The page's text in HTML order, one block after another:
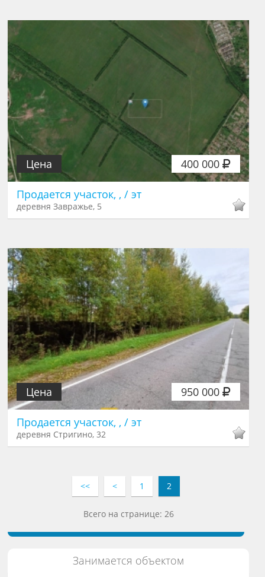
400 000
Цена
Продается участок, , / эт
деревня Завражье, 5
950 000
Цена
Продается участок, , / эт
деревня Стригино, 32
<< < 1 2
Всего на странице: 26
Занимается объектом